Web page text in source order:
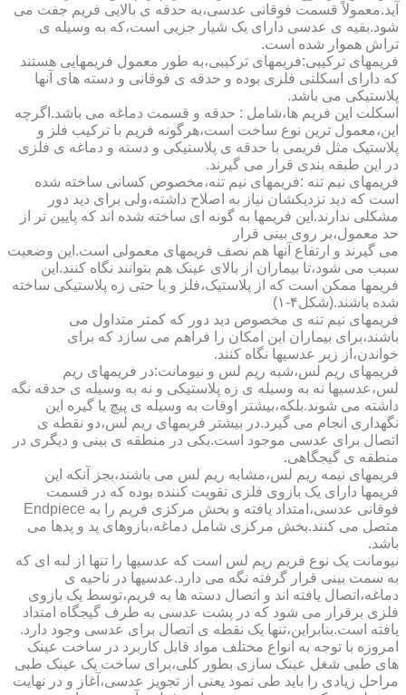
آید.معمولاً قسمت فوقانی عدسی،به حدقه ی بالایی فریم جفت می
شود.بقیه ی عدسی دارای یک شیار جزیی است،که به وسیله ی
تراش هموار شده است.
فریمهای ترکیبی:فریمهای ترکیبی،به طور معمول فریمهایی هستند
که دارای اسکلتی فلزی بوده و حدقه ی فوقانی و دسته های آنها
پلاستیکی می باشد.
اسکلت این فریم ها،شامل : حدقه و قسمت دماغه می باشد.اگرچه
این،معمول ترین نوع ساخت است،هرگونه فریم با ترکیب فلز و
پلاستیک مثل فریمی با حدقه ی پلاستیکی و دسته و دماغه ی فلزی
در این طبقه بندی قرار می گیرند.
فریمهای نیم تنه :فریمهای نیم تنه،مخصوص کسانی ساخته شده
است که دید نزدیکشان نیاز به اصلاح داشته،ولی برای دید دور
مشکلی ندارند.این فریمها به گونه ای ساخته شده اند که پایین تر از
حد معمول،بر روی بینی قرار
می گیرند و ارتفاع آنها هم نصف فریمهای معمولی است.این وضعیت
سبب می شود،تا بیماران از بالای عینک هم بتوانند نگاه کنند.این
فریمها ممکن است که از پلاستیک،فلز و یا حتی زه پلاستیکی ساخته
شده باشند.(شکل۴-۱)
فریمهای نیم تنه ی مخصوص دید دور که کمتر متداول می
باشند،برای بیماران این امکان را فراهم می سازد که برای
خواندن،از زیر عدسیها نگاه کنند.
فریمهای ریم لس،شبه ریم لس و نیومانت:در فریمهای ریم
لس،عدسیها نه به وسیله ی زه پلاستیکی و نه به وسیله ی حدقه نگه
داشته می شوند.بلکه،بیشتر اوقات به وسیله ی پیچ یا گیره این
نگهداری انجام می گیرد.در بیشتر فریمهای ریم لس،دو نقطه ی
اتصال برای عدسی موجود است.یکی در منطقه ی بینی و دیگری در
منطقه ی گیجگاهی.
فریمهای نیمه ریم لس،مشابه ریم لس می باشند،بجز آنکه این
فریمها دارای یک بازوی فلزی تقویت کننده بوده که در قسمت
فوقانی عدسی،امتداد یافته و بخش مرکزی فریم را به Endpiece
متصل می کنند.بخش مرکزی شامل دماغه،بازوهای پد و پدها می
باشد.
نیومانت یک نوع فریم ریم لس است که عدسیها را تنها از لبه ای که
به سمت بینی قرار گرفته نگه می دارد.عدسیها در ناحیه ی
دماغه،اتصال یافته اند و اتصال دسته ها به فریم،توسط یک بازوی
فلزی برقرار می شود که در پشت عدسی به طرف گیجگاه امتداد
یافته است.بنابراین،تنها یک نقطه ی اتصال برای عدسی وجود دارد.
امروزه با توجه به انواع مختلف مواد قابل کاربرد در ساخت عینک
های طبی شغل عینک سازی بطور کلی،برای ساخت یک عینک طبی
مراحل زیادی را باید طی نمود یعنی از تجویز عدسی،آغاز و در نهایت